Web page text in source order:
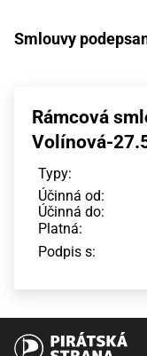
Smlouvy
Rámcová
Volínová-
Typy:
Účinná od:
Účinná do:
Platná:
Podpis s: